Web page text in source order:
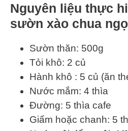
Nguyên liệu thực
sườn xào chua
Sườn thăn: 500g
Tỏi khô: 2 củ
Hành khô : 5 củ (ăn
Nước mắm: 4 thìa
Đường: 5 thìa cafe
Giấm hoặc chanh: 5